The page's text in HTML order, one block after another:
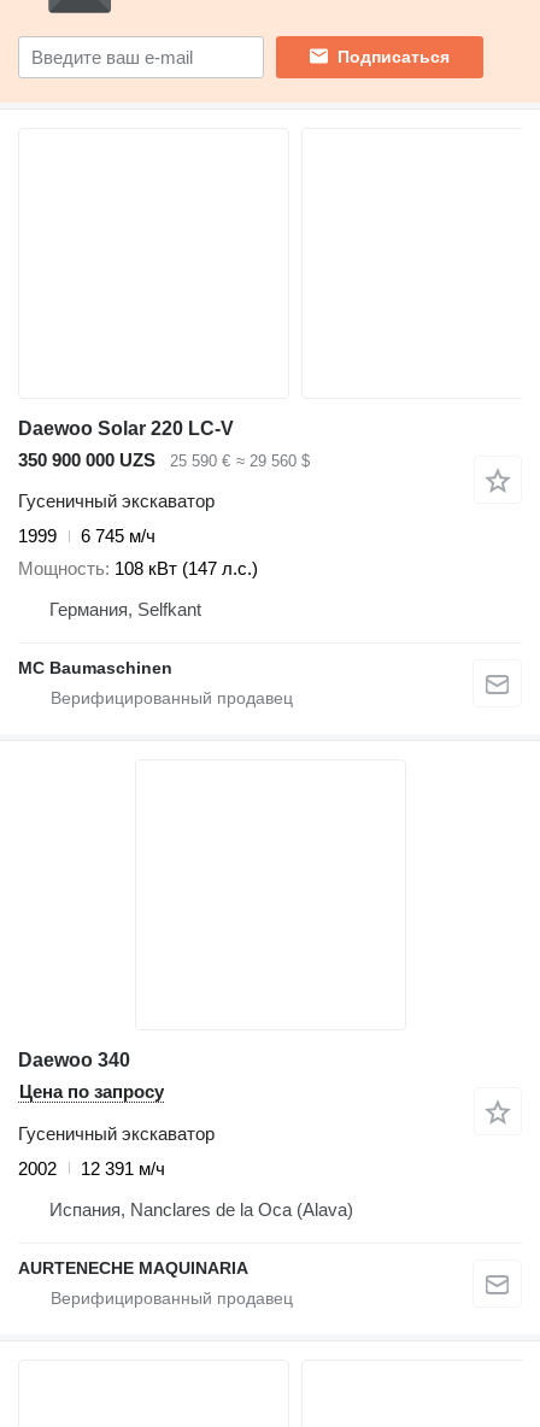
Подписаться
Daewoo Solar 220 LC-V
350 900 000 UZS
25 590 € ≈ 29 560 $
Гусеничный экскаватор
1999
6 745 м/ч
Мощность 108 кВт (147 л.с.)
Германия, Selfkant
MC Baumaschinen
Daewoo 340
Цена по запросу
Гусеничный экскаватор
2002
12 391 м/ч
Испания, Nanclares de la Oca (Alava)
AURTENECHE MAQUINARIA